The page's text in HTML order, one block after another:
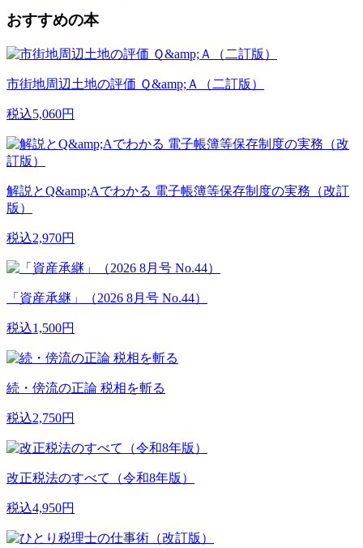
おすすめの本
市街地周辺土地の評価 Ｑ&amp;Ａ（二訂版）
税込5,060円
解説とQ&amp;Aでわかる 電子帳簿等保存制度の実務（改訂
版）
税込2,970円
「資産承継」（2026 8月号 No.44）
税込1,500円
続・傍流の正論 税相を斬る
税込2,750円
改正税法のすべて（令和8年版）
税込4,950円